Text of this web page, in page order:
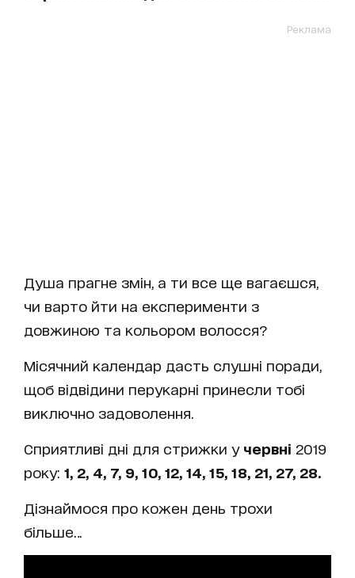
Реклама
Душа прагне змін, а ти все ще вагаєшся,
чи варто йти на експерименти з
довжиною та кольором волосся?
Місячний календар дасть слушні поради,
щоб відвідини перукарні принесли тобі
виключно задоволення.
Сприятливі дні для стрижки у червні 2019
року: 1, 2, 4, 7, 9, 10, 12, 14, 15, 18, 21, 27, 28.
Дізнаймося про кожен день трохи
більше…